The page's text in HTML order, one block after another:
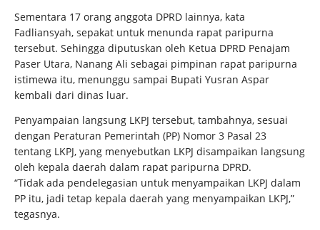
Sementara 17 orang anggota DPRD lainnya, kata
Fadliansyah, sepakat untuk menunda rapat paripurna
tersebut. Sehingga diputuskan oleh Ketua DPRD Penajam
Paser Utara, Nanang Ali sebagai pimpinan rapat paripurna
istimewa itu, menunggu sampai Bupati Yusran Aspar
kembali dari dinas luar.
Penyampaian langsung LKPJ tersebut, tambahnya, sesuai
dengan Peraturan Pemerintah (PP) Nomor 3 Pasal 23
tentang LKPJ, yang menyebutkan LKPJ disampaikan langsung
oleh kepala daerah dalam rapat paripurna DPRD.
“Tidak ada pendelegasian untuk menyampaikan LKPJ dalam
PP itu, jadi tetap kepala daerah yang menyampaikan LKPJ,”
tegasnya.